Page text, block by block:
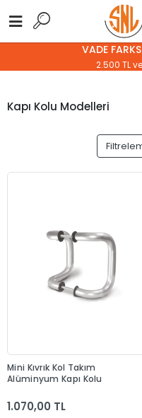
VADE
2.500 TL
Kapı Kolu Modelleri
Mini Kıvrık Kol Takım
Alüminyum Kapı Kolu
1.070,00 TL